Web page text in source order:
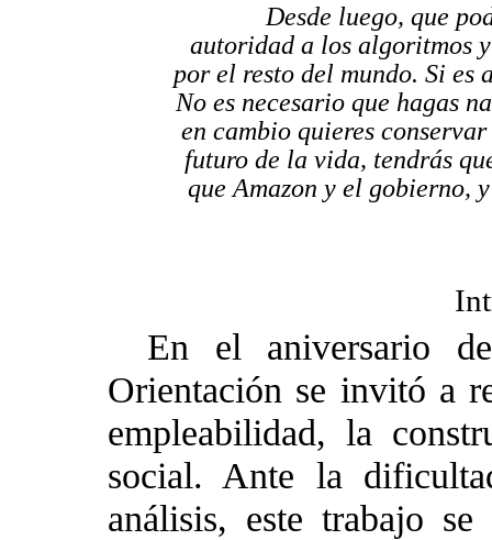
Desde luego, que
autoridad a los algoritmos
por el resto del mundo. Si
No es necesario que hagas
en cambio quieres
futuro de la vida, tendrás
que Amazon y el gobierno,
En el aniversario
Orientación se invitó a
empleabilidad, la
social. Ante la
análisis, este trabajo